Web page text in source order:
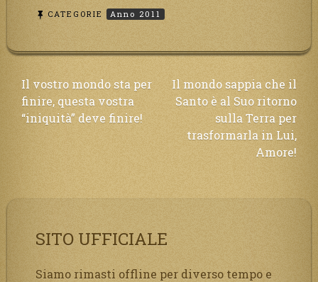
CATEGORIE Anno 2011
Navigazione
articoli
Il vostro mondo sta per
finire, questa vostra
“iniquità” deve finire!
Il mondo sappia che il
Santo è al Suo ritorno
sulla Terra per
trasformarla in Lui,
Amore!
SITO UFFICIALE
Siamo rimasti offline per diverso tempo e